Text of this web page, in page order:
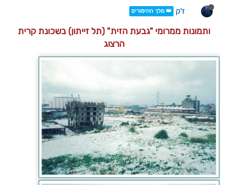
ז'ק 👑 מלך ההימורים
ותמונות ממרומי "גבעת הזית" (תל זייתון) בשכונת קרית
הרצוג